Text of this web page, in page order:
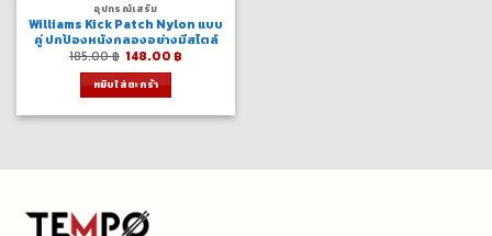
อุปกรณ์เสริม
Williams Kick Patch Nylon แบบ
คู่ ปกป้องหนังกลองอย่างมีสไตล์
185.00฿ Original
was:
185.00 ฿.
148.00 ฿
หยิบใส่ตะกร้า